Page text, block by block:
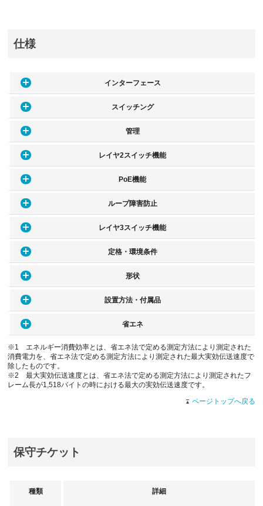
仕様
インターフェース
スイッチング
管理
レイヤ2スイッチ機能
PoE機能
ループ障害防止
レイヤ3スイッチ機能
定格・環境条件
形状
設置方法・付属品
省エネ
※1 エネルギー消費効率とは、省エネ法で定める測定方法により測定された
消費電力を、省エネ法で定める測定方法により測定された最大実効伝送速度で
除したものです。
※2 最大実効伝送速度とは、省エネ法で定める測定方法により測定されたフ
レーム長が1,518バイトの時における最大の実効伝送速度です。
ページトップへ戻る
保守チケット
種類 詳細